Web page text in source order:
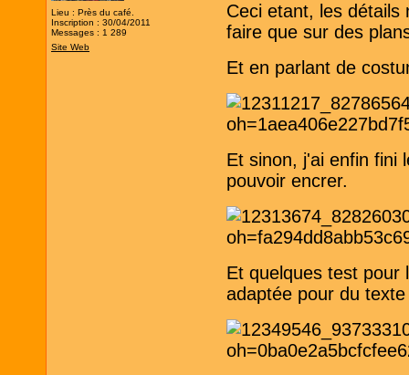
Lieu : Près du café.
Inscription : 30/04/2011
Messages : 1 289
Site Web
Ceci etant, les détails
faire que sur des
Et en parlant de
Et sinon, j'ai enfin fini
pouvoir encrer.
Et quelques test pour
adaptée pour du